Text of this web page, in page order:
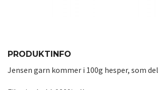
PRODUKTINFO
Jensen garn kommer i 100g hesper, som